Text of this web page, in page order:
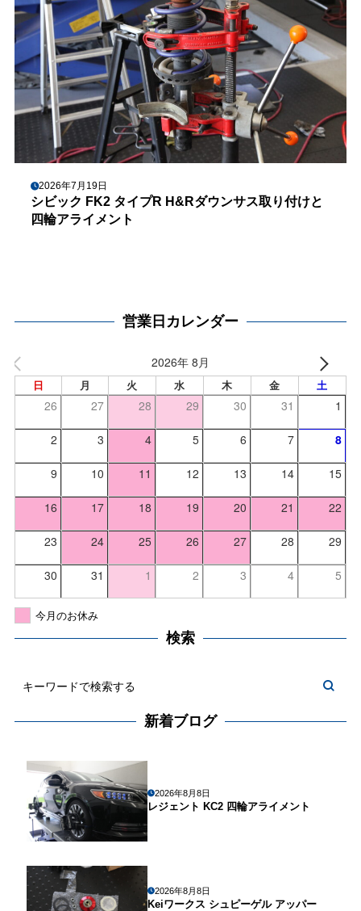
2026年7月19日
シビック FK2 タイプR H&Rダウンサス取り付けと
四輪アライメント
営業日カレンダー
2026年 8月
日 月 火 水 木 金 土
26 27 28 29 30 31 1
2 3 4 5 6 7 8
9 10 11 12 13 14 15
16 17 18 19 20 21 22
23 24 25 26 27 28 29
30 31 1 2 3 4 5
今月のお休み
検索
新着ブログ
2026年8月8日
レジェント KC2 四輪アライメント
2026年8月8日
Keiワークス シュピーゲル アッパー